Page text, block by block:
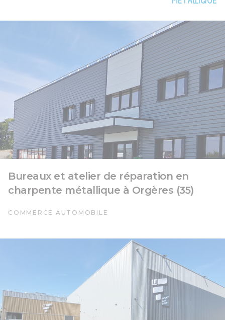
Bureaux et atelier de réparation en
charpente métallique à Orgères (35)
COMMERCE AUTOMOBILE